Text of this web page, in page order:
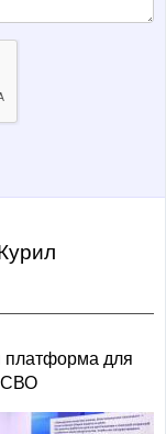
платформа для
СВО